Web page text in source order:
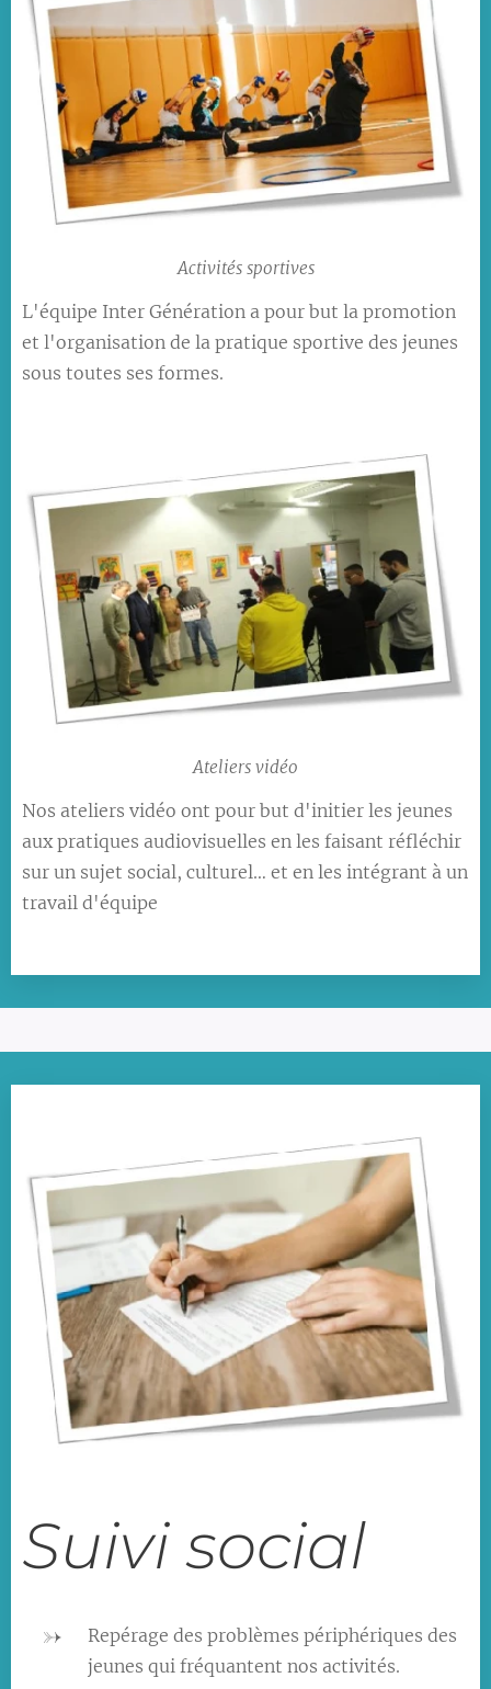
Activités sportives
L'équipe Inter Génération a pour but la promotion
et l'organisation de la pratique sportive des jeunes
sous toutes ses formes.
Ateliers vidéo
Nos ateliers vidéo ont pour but d'initier les jeunes
aux pratiques audiovisuelles en les faisant réfléchir
sur un sujet social, culturel… et en les intégrant à un
travail d'équipe
Suivi social
Repérage des problèmes périphériques des
jeunes qui fréquantent nos activités.